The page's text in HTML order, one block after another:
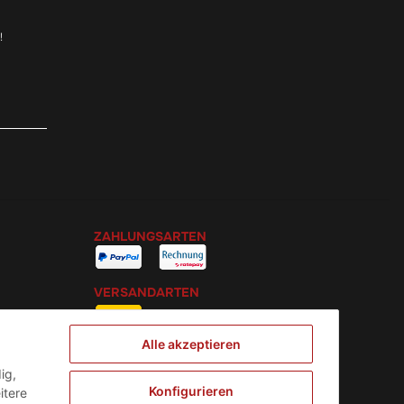
ZAHLUNGSARTEN
VERSANDARTEN
Alle akzeptieren
Konfigurieren